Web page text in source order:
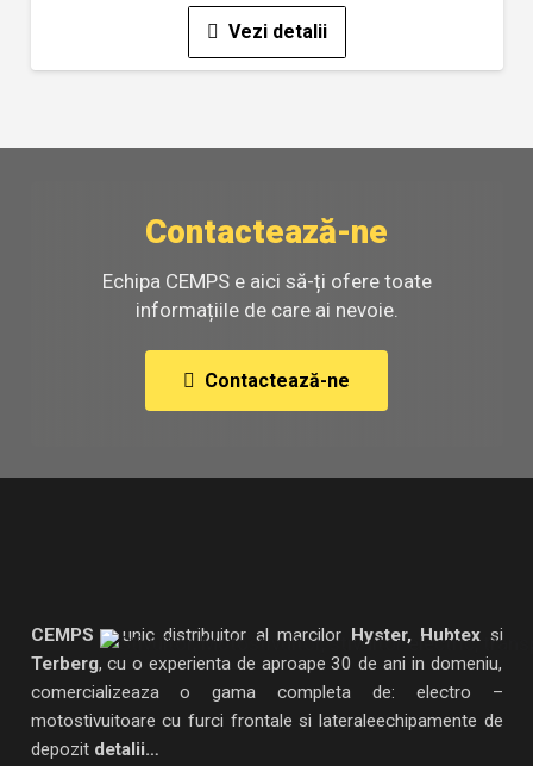
Vezi detalii
Contactează-ne
Echipa CEMPS e aici să-ți ofere toate
informațiile de care ai nevoie.
Contactează-ne
CEMPS – unic distribuitor al marcilor Hyster, Hubtex si
Terberg, cu o experienta de aproape 30 de ani in domeniu,
comercializeaza o gama completa de: electro –
motostivuitoare cu furci frontale si lateraleechipamente de
depozit detalii…